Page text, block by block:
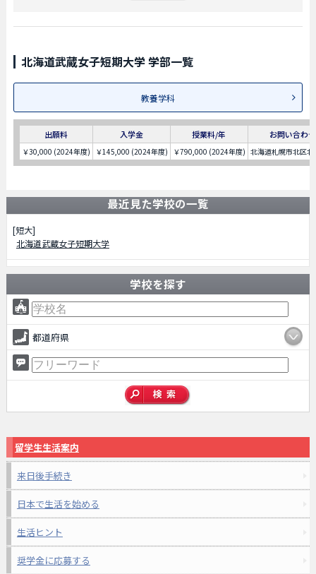
北海道武蔵女子短期大学 学部一覧
教養学科
出願料 入学金 授業料/年 お問い合わ
￥30,000 (2024年度) ￥145,000 (2024年度) ￥790,000 (2024年度) 北海道札幌市北区
最近見た学校の一覧
[短大]
北海道武蔵女子短期大学
学校を探す
都道府県
留学生生活案内
来日後手続き
日本で生活を始める
生活ヒント
奨学金に応募する